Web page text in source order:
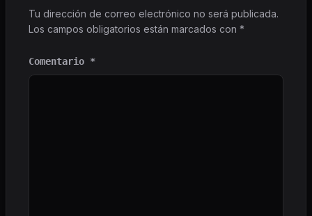
Tu dirección de correo electrónico no será publicada.
Los campos obligatorios están marcados con *
Comentario *